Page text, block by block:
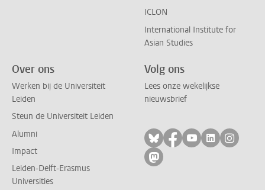
ICLON
International Institute for
Asian Studies
Over ons
Werken bij de Universiteit
Leiden
Steun de Universiteit Leiden
Alumni
Impact
Leiden-Delft-Erasmus
Universities
Volg ons
Lees onze wekelijkse
nieuwsbrief
Volg ons op bluesky
Volg ons op
Volg ons op
Volg ons
Volg
Volg ons op mastodon